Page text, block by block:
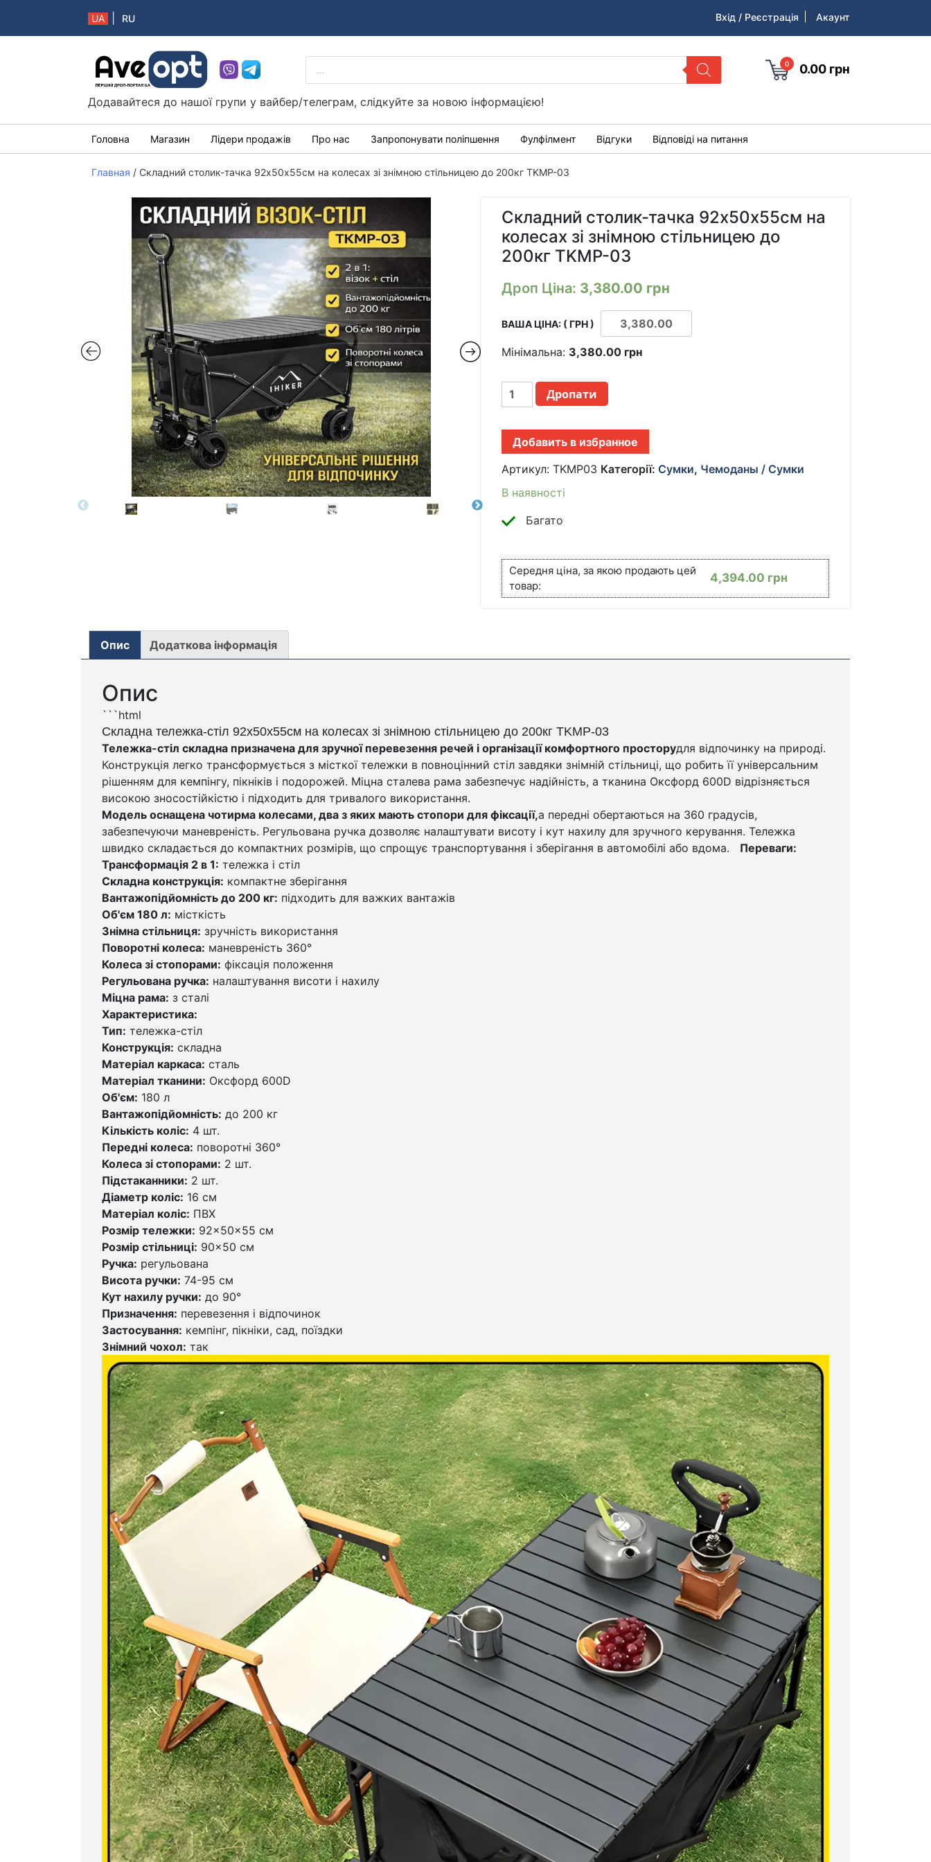
UA RU Вхід / Реєстрація Акаунт
Aveopt – оптова дропшипінг платформа в Україні
PRODUCTS
SEARCH
0 0.00 грн
Додавайтеся до нашої групи у вайбер/телеграм, слідкуйте за новою інформацією!
Головна Магазин Лідери продажів Про нас Запропонувати поліпшення Фулфілмент Відгуки Відповіді на питання
Главная / Складний столик-тачка 92х50х55см на колесах зі знімною стільницею до 200кг TKMP-03
Складний столик-тачка 92х50х55см на
колесах зі знімною стільницею до
200кг TKMP-03
Дроп Ціна: 3,380.00 грн
ВАША ЦІНА: ( ГРН )
Мінімальна: 3,380.00 грн
СКЛАДНАЯ ТЕЛЕЖКА-
СТОЛ 92Х50Х55СМ НА
СЪЕМНОЙ
СТОЛЕШНИЦЕЙ ДО
03
КІЛЬКІСТЬ
Дропати
Добавить в избранное
Артикул:TKMP03 Категорії: Сумки, Чемоданы / Сумки
В наявності
Багато
Середня ціна, за якою продають цей
товар:
4,394.00 грн
Опис Додаткова інформація
Опис
```html
Складна тележка-стіл 92х50х55см на колесах зі знімною стільницею до 200кг TKMP-03
Тележка-стіл складна призначена для зручної перевезення речей і організації комфортного просторудля відпочинку на природі.
Конструкція легко трансформується з місткої тележки в повноцінний стіл завдяки знімній стільниці, що робить її універсальним
рішенням для кемпінгу, пікніків і подорожей. Міцна сталева рама забезпечує надійність, а тканина Оксфорд 600D відрізняється
високою зносостійкістю і підходить для тривалого використання.
Модель оснащена чотирма колесами, два з яких мають стопори для фіксації,а передні обертаються на 360 градусів,
забезпечуючи маневреність. Регульована ручка дозволяє налаштувати висоту і кут нахилу для зручного керування. Тележка
швидко складається до компактних розмірів, що спрощує транспортування і зберігання в автомобілі або вдома. Переваги:
Трансформація 2 в 1: тележка і стіл
Складна конструкція: компактне зберігання
Вантажопідйомність до 200 кг: підходить для важких вантажів
Об'єм 180 л: місткість
Знімна стільниця: зручність використання
Поворотні колеса: маневреність 360°
Колеса зі стопорами: фіксація положення
Регульована ручка: налаштування висоти і нахилу
Міцна рама: з сталі
Характеристика:
Тип: тележка-стіл
Конструкція: складна
Матеріал каркаса: сталь
Матеріал тканини: Оксфорд 600D
Об'єм: 180 л
Вантажопідйомність: до 200 кг
Кількість коліс: 4 шт.
Передні колеса: поворотні 360°
Колеса зі стопорами: 2 шт.
Підстаканники: 2 шт.
Діаметр коліс: 16 см
Матеріал коліс: ПВХ
Розмір тележки: 92×50×55 см
Розмір стільниці: 90×50 см
Ручка: регульована
Висота ручки: 74-95 см
Кут нахилу ручки: до 90°
Призначення: перевезення і відпочинок
Застосування: кемпінг, пікніки, сад, поїздки
Знімний чохол: так